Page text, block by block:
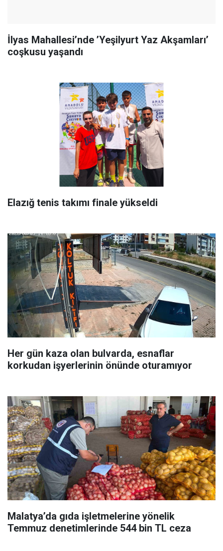
İlyas Mahallesi’nde ’Yeşilyurt Yaz Akşamları’
coşkusu yaşandı
Elazığ tenis takımı finale yükseldi
Her gün kaza olan bulvarda, esnaflar
korkudan işyerlerinin önünde oturamıyor
Malatya’da gıda işletmelerine yönelik
Temmuz denetimlerinde 544 bin TL ceza